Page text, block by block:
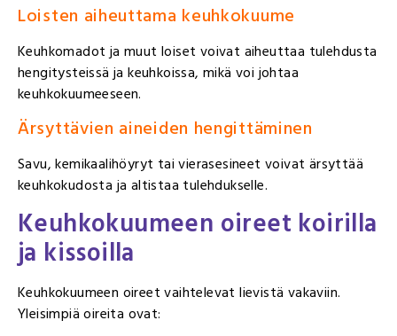
Loisten aiheuttama keuhkokuume
Keuhkomadot ja muut loiset voivat aiheuttaa tulehdusta
hengitysteissä ja keuhkoissa, mikä voi johtaa
keuhkokuumeeseen.
Ärsyttävien aineiden hengittäminen
Savu, kemikaalihöyryt tai vierasesineet voivat ärsyttää
keuhkokudosta ja altistaa tulehdukselle.
Keuhkokuumeen oireet koirilla
ja kissoilla
Keuhkokuumeen oireet vaihtelevat lievistä vakaviin.
Yleisimpiä oireita ovat: